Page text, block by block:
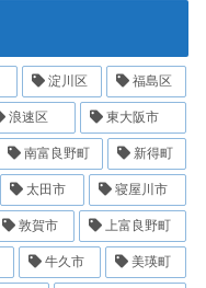
淀川区 福島区
浪速区 東大阪市
南富良野町 新得町
太田市 寝屋川市
敦賀市 上富良野町
牛久市 美瑛町